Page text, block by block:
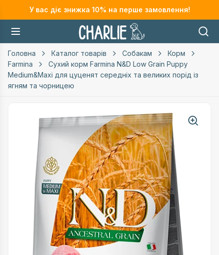
У вас діє знижка 10% на перше замовлення!
Головна Каталог товарів Собакам
Корм
Farmina
Сухий корм Farmina N&D Low Grain Puppy
Medium&Maxi для цуценят середніх та великих порід із
ягням та чорницею